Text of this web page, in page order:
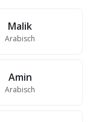
Malik
Arabisch
Amin
Arabisch